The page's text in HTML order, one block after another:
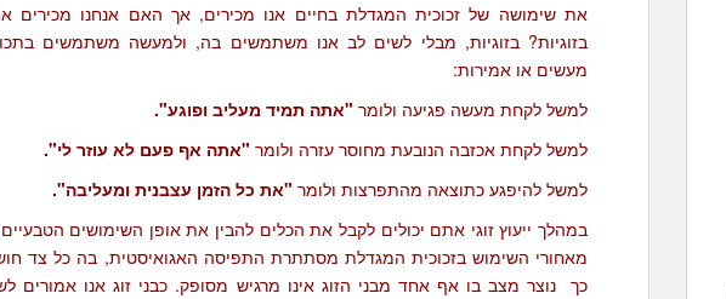
את שימושה של זכוכית המגדלת בחיים אנו מכירים, אך האם אנחנו מכירים
בזוגיות? בזוגיות, מבלי לשים לב אנו משתמשים בה, ולמעשה משתמשים
מעשים או אמירות:
למשל לקחת מעשה פגיעה ולומר "אתה תמיד מעליב ופוגע".
למשל לקחת אכזבה הנובעת מחוסר עזרה ולומר "אתה אף פעם לא עוזר לי".
למשל להיפגע כתוצאה מהתפרצות ולומר "את כל הזמן עצבנית ומעליבה".
במהלך ייעוץ זוגי אתם יכולים לקבל את הכלים להבין את אופן השימושים
מאחורי השימוש בזכוכית המגדלת מסתתרת התפיסה האגואיסטית, בה כל צד
כך נוצר מצב בו אף אחד מבני הזוג אינו מרגיש מסופק. כבני זוג אנו אמורים